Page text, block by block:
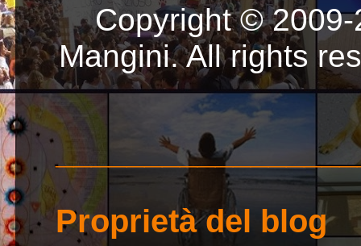
Copyright ©
Mangini. All rights
Proprietà del blog